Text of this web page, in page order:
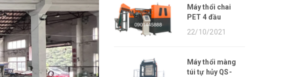
Máy thổi chai
PET 4 đầu
22/10/2021
Máy thổi màng
túi tự hủy QS-